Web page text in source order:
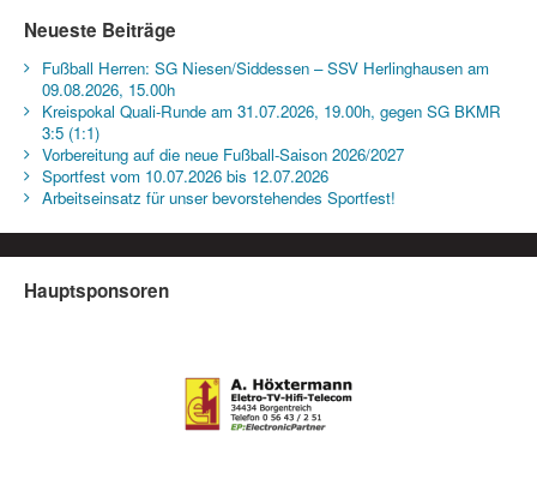
Neueste Beiträge
Fußball Herren: SG Niesen/Siddessen – SSV Herlinghausen am
09.08.2026, 15.00h
Kreispokal Quali-Runde am 31.07.2026, 19.00h, gegen SG BKMR
3:5 (1:1)
Vorbereitung auf die neue Fußball-Saison 2026/2027
Sportfest vom 10.07.2026 bis 12.07.2026
Arbeitseinsatz für unser bevorstehendes Sportfest!
Hauptsponsoren